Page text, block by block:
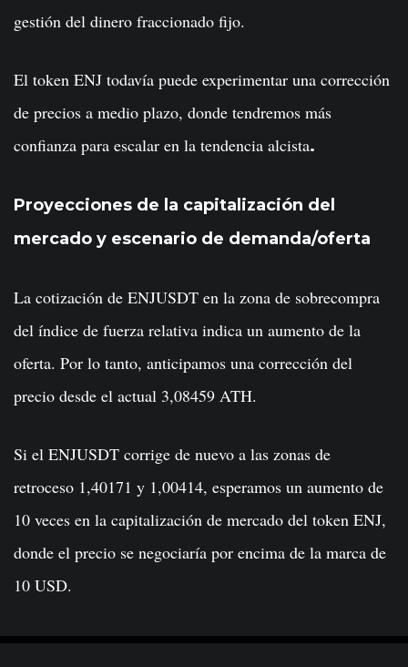
gestión del dinero fraccionado fijo.
El token ENJ todavía puede experimentar una corrección
de precios a medio plazo, donde tendremos más
confianza para escalar en la tendencia alcista.
Proyecciones de la capitalización del
mercado y escenario de demanda/oferta
La cotización de ENJUSDT en la zona de sobrecompra
del índice de fuerza relativa indica un aumento de la
oferta. Por lo tanto, anticipamos una corrección del
precio desde el actual 3,08459 ATH.
Si el ENJUSDT corrige de nuevo a las zonas de
retroceso 1,40171 y 1,00414, esperamos un aumento de
10 veces en la capitalización de mercado del token ENJ,
donde el precio se negociaría por encima de la marca de
10 USD.